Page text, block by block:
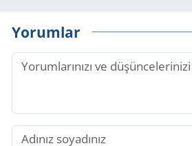
Yorumlar